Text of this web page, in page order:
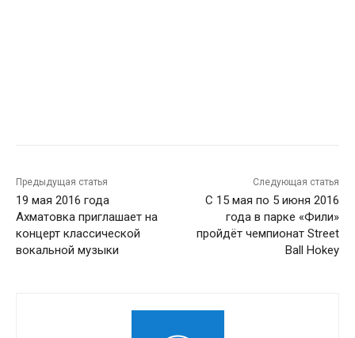
Предыдущая статья
19 мая 2016 года
Ахматовка приглашает на
концерт классической
вокальной музыки
Следующая статья
С 15 мая по 5 июня 2016
года в парке «Фили»
пройдёт чемпионат Street
Ball Hokey